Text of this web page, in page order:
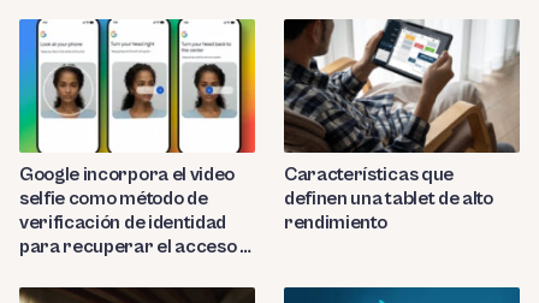
Google incorpora el video
selfie como método de
verificación de identidad
para recuperar el acceso a
Características que
definen una tablet de alto
rendimiento